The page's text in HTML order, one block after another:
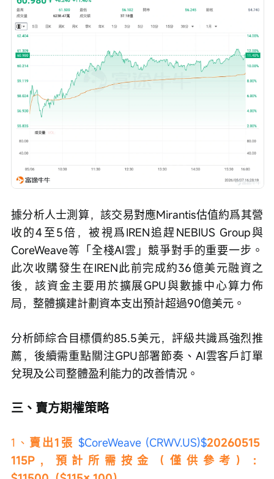
據分析人士測算，該交易對應Mirantis估值約爲其營
收的4至5倍，被視爲IREN追趕NEBIUS Group與
CoreWeave等「全棧AI雲」競爭對手的重要一步。
此次收購發生在IREN此前完成約36億美元融資之
後，該資金主要用於擴展GPU與數據中心算力佈
局，整體擴建計劃資本支出預計超過90億美元。
分析師綜合目標價約85.5美元，評級共識爲強烈推
薦，後續需重點關注GPU部署節奏、AI雲客戶訂單
兌現及公司整體盈利能力的改善情況。
三、賣方期權策略
1、 賣出1張 $CoreWeave (CRWV.US)$20260515
115P，預計所需按金（僅供參考）：